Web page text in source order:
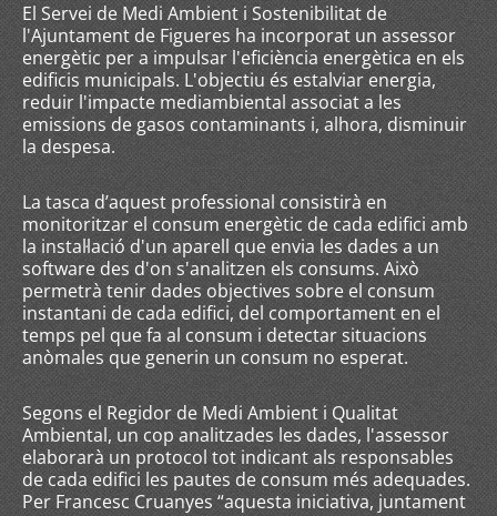
El Servei de Medi Ambient i Sostenibilitat de
l'Ajuntament de Figueres ha incorporat un assessor
energètic per a impulsar l'eficiència energètica en els
edificis municipals. L'objectiu és estalviar energia,
reduir l'impacte mediambiental associat a les
emissions de gasos contaminants i, alhora, disminuir
la despesa.
La tasca d’aquest professional consistirà en
monitoritzar el consum energètic de cada edifici amb
la instal·lació d'un aparell que envia les dades a un
software des d'on s'analitzen els consums. Això
permetrà tenir dades objectives sobre el consum
instantani de cada edifici, del comportament en el
temps pel que fa al consum i detectar situacions
anòmales que generin un consum no esperat.
Segons el Regidor de Medi Ambient i Qualitat
Ambiental, un cop analitzades les dades, l'assessor
elaborarà un protocol tot indicant als responsables
de cada edifici les pautes de consum més adequades.
Per Francesc Cruanyes “aquesta iniciativa, juntament